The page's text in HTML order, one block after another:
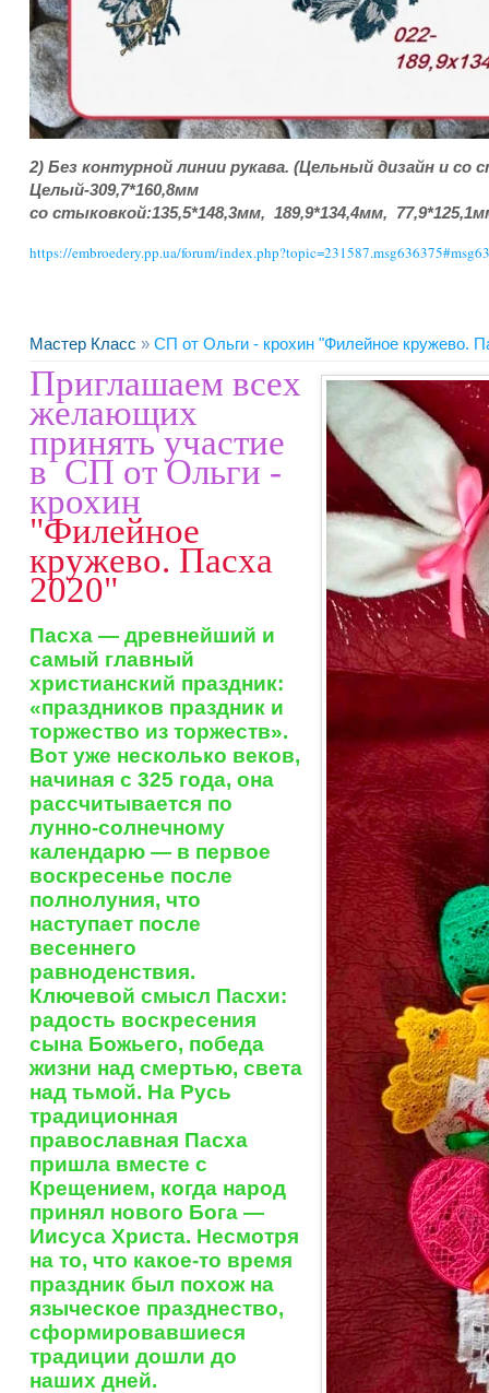
2) Без контурной линии рукава. (Цельный дизайн и со
Целый-309,7*160,8мм
со стыковкой:135,5*148,3мм, 189,9*134,4мм,
https://embroedery.pp.ua/forum/
Мастер Класс » СП от Ольги - крохин "Филейное кружево.
Приглашаем всех
желающих
принять участие
в СП от Ольги -
крохин
"Филейное
кружево. Пасха
2020"
Пасха — древнейший и
самый главный
христианский праздник:
«праздников праздник и
торжество из торжеств».
Вот уже несколько веков,
начиная с 325 года, она
рассчитывается по
лунно-солнечному
календарю — в первое
воскресенье после
полнолуния, что
наступает после
весеннего
равноденствия.
Ключевой смысл Пасхи:
радость воскресения
сына Божьего, победа
жизни над смертью, света
над тьмой. На Русь
традиционная
православная Пасха
пришла вместе с
Крещением, когда народ
принял нового Бога —
Иисуса Христа. Несмотря
на то, что какое-то время
праздник был похож на
языческое празднество,
сформировавшиеся
традиции дошли до
наших дней.